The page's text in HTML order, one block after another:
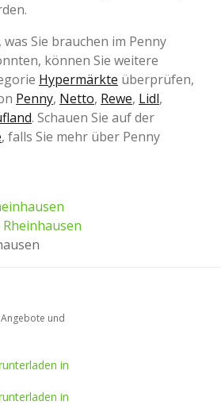
was Sie brauchen im Penny
können Sie weitere
Hypermärkte überprüfen,
Penny, Netto, Rewe, Lidl,
. Schauen Sie auf der
, falls Sie mehr über Penny
und
in
in